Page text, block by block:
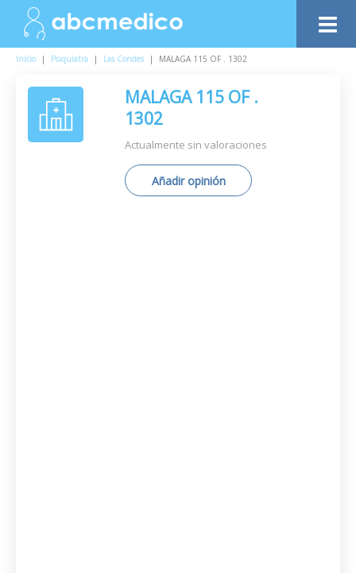
Inicio | Psiquiatra | Las Condes | MALAGA 115 OF . 1302
MALAGA 115 OF .
1302
Actualmente sin valoraciones
Añadir opinión